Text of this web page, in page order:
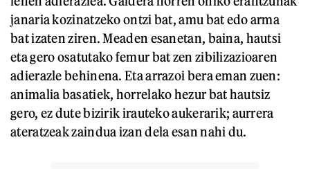
janaria kozinatzeko ontzi bat, amu bat edo arma
bat izaten ziren. Meaden esanetan, baina, hautsi
eta gero osatutako femur bat zen zibilizazioaren
adierazle behinena. Eta arrazoi bera eman zuen:
animalia basatiek, horrelako hezur bat hautsiz
gero, ez dute bizirik irauteko aukerarik; aurrera
ateratzeak zaindua izan dela esan nahi du.